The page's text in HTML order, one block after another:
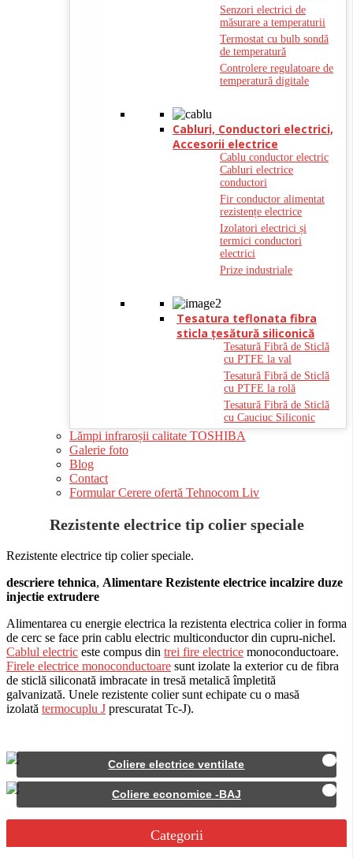
Senzori electrici de
măsurare a temperaturii
Termostat cu bulb sondă
de temperatură
Controlere regulatoare de
temperatură digitale
Cabluri, Conductori electrici,
Accesorii electrice
Cablu conductor electric
Cabluri electrice
conductori
Fir conductor alimentat
rezistențe electrice
Izolatori electrici și
termici conductori
electrici
Prize industriale
Tesatura teflonata fibra
sticla ţesătură siliconică
Tesatură Fibră de Sticlă
cu PTFE la val
Tesatură Fibră de Sticlă
cu PTFE la rolă
Tesatură Fibră de Sticlă
cu Cauciuc Siliconic
Lămpi infraroșii calitate TOSHIBA
Galerie foto
Blog
Contact
Formular Cerere ofertă Tehnocom Liv
Rezistente electrice tip colier speciale
Rezistente electrice tip colier speciale.
descriere tehnica, Alimentare Rezistente electrice incalzire duze
injectie extrudere
Alimentarea cu energie electrica la rezistenta electrica colier in forma
de cerc se face prin cablu electric multiconductor din cupru-nichel.
Cablul electric este compus din trei fire electrice monoconductoare.
Firele electrice monoconductoare sunt izolate la exterior cu de fibra
de sticlă siliconată imbracate in tresă metalică împletită
galvanizată. Unele rezistente colier sunt echipate cu o masă
izolată termocuplu J prescuratat Tc-J).
Coliere electrice ventilate
Coliere economice -BAJ
Categorii